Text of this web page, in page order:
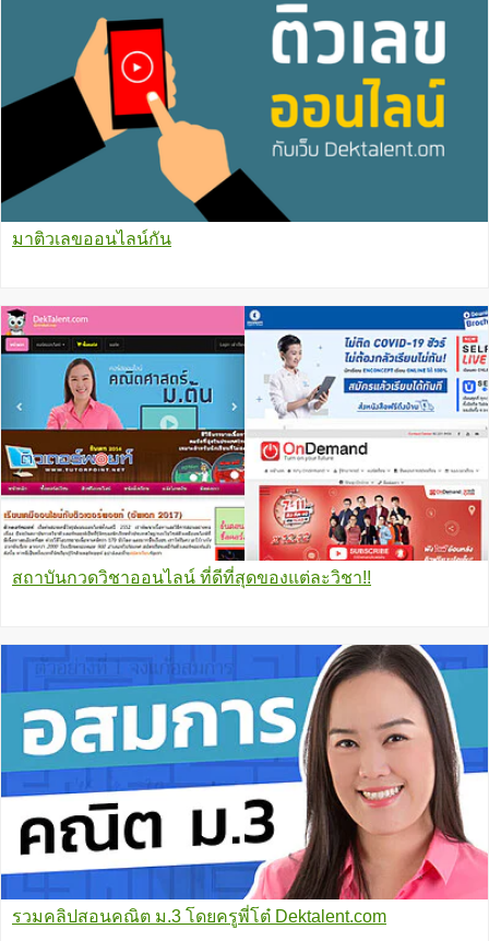
มาติวเลขออนไลน์กัน
สถาบันกวดวิชาออนไลน์ ที่ดีที่สุดของแต่ละวิชา!!
รวมคลิปสอนคณิต ม.3 โดยครูพี่โต๋ Dektalent.com